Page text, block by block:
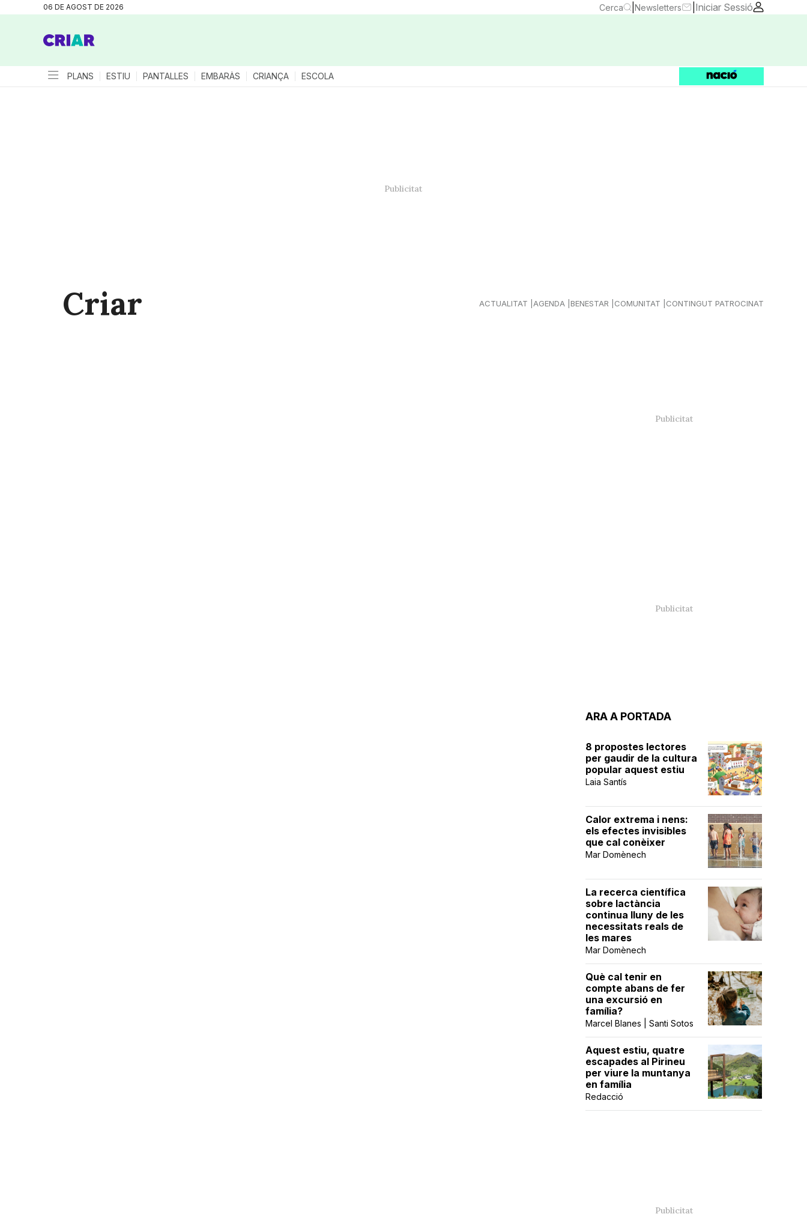
06 DE AGOST DE 2026 Cerca Newsletters Iniciar Sessió
PLANS ESTIU PANTALLES EMBARÀS CRIANÇA ESCOLA
Criar ACTUALITAT AGENDA BENESTAR COMUNITAT CONTINGUT PATROCINAT
ARA A PORTADA
8 propostes lectores
per gaudir de la cultura
popular aquest estiu
Laia Santís
Calor extrema i nens:
els efectes invisibles
que cal conèixer
Mar Domènech
La recerca científica
sobre lactància
continua lluny de les
necessitats reals de
les mares
Mar Domènech
Què cal tenir en
compte abans de fer
una excursió en
família?
Marcel Blanes | Santi Sotos
Aquest estiu, quatre
escapades al Pirineu
per viure la muntanya
en família
Redacció